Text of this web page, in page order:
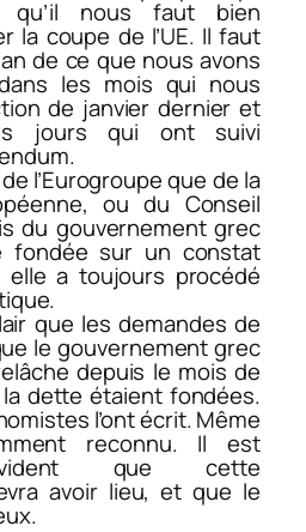
nous faut bien
la coupe de l’UE. Il faut
de ce que nous avons
les mois qui nous
de janvier dernier et
jours qui ont suivi
l’Eurogroupe que de la
ou du Conseil
du gouvernement grec
fondée sur un constat
elle a toujours procédé
que les demandes de
le gouvernement grec
depuis le mois de
dette étaient fondées.
l’ont écrit. Même
reconnu. Il est
que cette
avoir lieu, et que le